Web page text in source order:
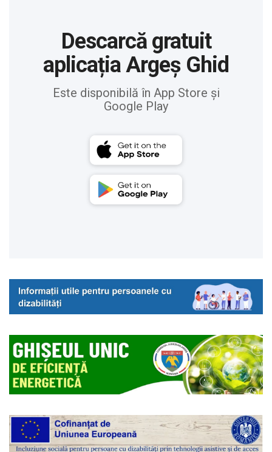
Descarcă gratuit
aplicația Argeș Ghid
Este disponibilă în App Store și
Google Play